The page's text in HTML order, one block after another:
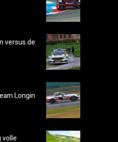
versus de
Longin
volle